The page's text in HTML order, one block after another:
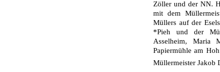
Zöller und der NN.
mit dem
Müllers auf der
*Pieh und der
Asselheim, Maria
Papiermühle am
Mül­lermeister Jakob